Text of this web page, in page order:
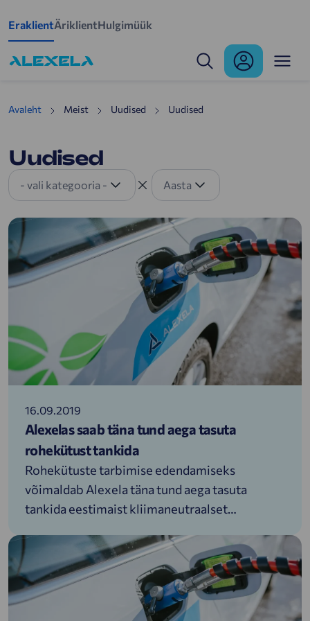
EraklientÄriklientHulgimüük
Avaleht Meist Uudised Uudised
Uudised
- vali kategooria - Aasta
16.09.2019
Alexelas saab täna tund aega tasuta
rohekütust tankida
Rohekütuste tarbimise edendamiseks
võimaldab Alexela täna tund aega tasuta
tankida eestimaist kliimaneutraalset
juhib sellega üldsuse tähelepanu
kliimaneutraalsuse saavutamiseks, mille nimel
tuleb otsustavaid samme astuda.&nbsp;
„Kliimaeesmärkide saavutamine nõuab kiiret